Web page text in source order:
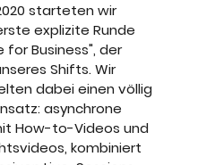
starteten wir
explizite Runde
for Business", der
Shifts. Wir
dabei einen völlig
asynchrone
How-to-Videos und
kombiniert